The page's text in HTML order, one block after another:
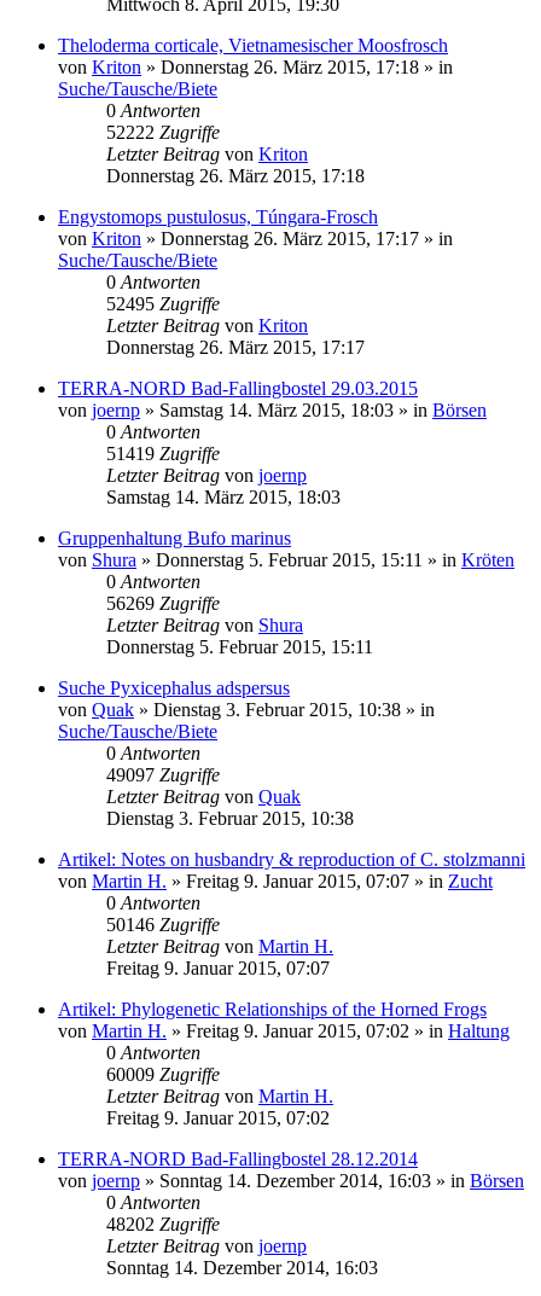
Theloderma corticale, Vietnamesischer Moosfrosch
von Kriton » Donnerstag 26. März 2015, 17:18 » in
Suche/Tausche/Biete
0 Antworten
52222 Zugriffe
Letzter Beitrag von Kriton
Donnerstag 26. März 2015, 17:18
Engystomops pustulosus, Túngara-Frosch
von Kriton » Donnerstag 26. März 2015, 17:17 » in
Suche/Tausche/Biete
0 Antworten
52495 Zugriffe
Letzter Beitrag von Kriton
Donnerstag 26. März 2015, 17:17
TERRA-NORD Bad-Fallingbostel 29.03.2015
von joernp » Samstag 14. März 2015, 18:03 » in Börsen
0 Antworten
51419 Zugriffe
Letzter Beitrag von joernp
Samstag 14. März 2015, 18:03
Gruppenhaltung Bufo marinus
von Shura » Donnerstag 5. Februar 2015, 15:11 » in Kröten
0 Antworten
56269 Zugriffe
Letzter Beitrag von Shura
Donnerstag 5. Februar 2015, 15:11
Suche Pyxicephalus adspersus
von Quak » Dienstag 3. Februar 2015, 10:38 » in
Suche/Tausche/Biete
0 Antworten
49097 Zugriffe
Letzter Beitrag von Quak
Dienstag 3. Februar 2015, 10:38
Artikel: Notes on husbandry & reproduction of C. stolzmanni
von Martin H. » Freitag 9. Januar 2015, 07:07 » in Zucht
0 Antworten
50146 Zugriffe
Letzter Beitrag von Martin H.
Freitag 9. Januar 2015, 07:07
Artikel: Phylogenetic Relationships of the Horned Frogs
von Martin H. » Freitag 9. Januar 2015, 07:02 » in Haltung
0 Antworten
60009 Zugriffe
Letzter Beitrag von Martin H.
Freitag 9. Januar 2015, 07:02
TERRA-NORD Bad-Fallingbostel 28.12.2014
von joernp » Sonntag 14. Dezember 2014, 16:03 » in Börsen
0 Antworten
48202 Zugriffe
Letzter Beitrag von joernp
Sonntag 14. Dezember 2014, 16:03